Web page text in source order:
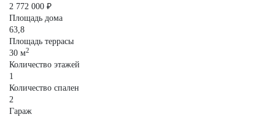
2 772 000 ₽
Площадь дома
63,8
Площадь террасы
30 м2
Количество этажей
1
Количество спален
2
Гараж